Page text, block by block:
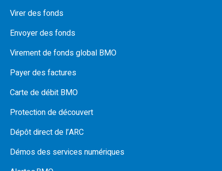
Virer des fonds
Envoyer des fonds
Virement de fonds global BMO
Payer des factures
Carte de débit BMO
Protection de découvert
Dépôt direct de l’ARC
Démos des services numériques